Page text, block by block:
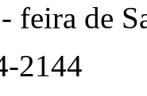
feira de
2144